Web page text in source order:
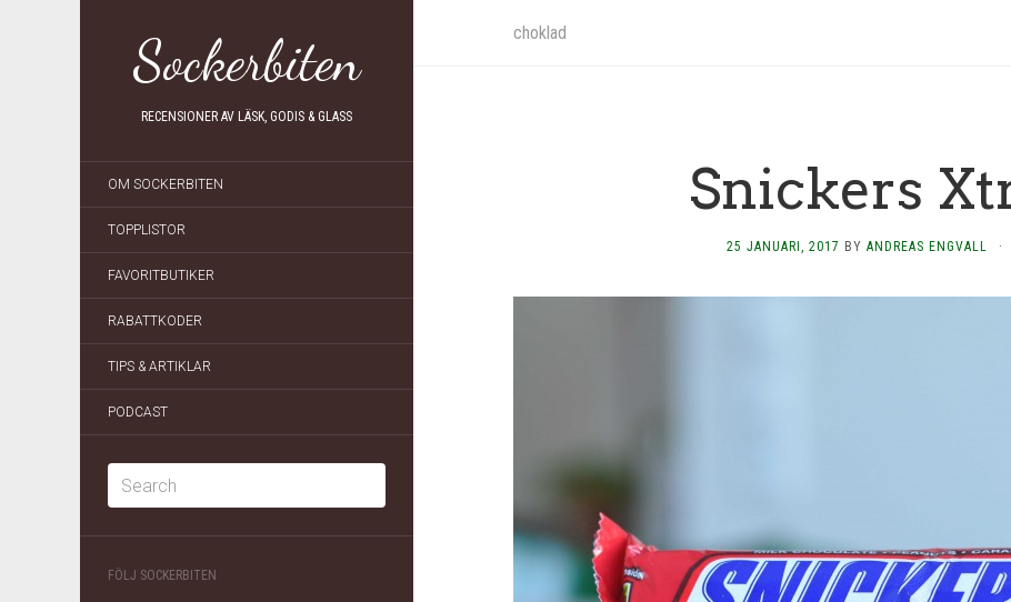
Sockerbiten
RECENSIONER AV LÄSK, GODIS & GLASS
OM SOCKERBITEN
TOPPLISTOR
FAVORITBUTIKER
RABATTKODER
TIPS & ARTIKLAR
PODCAST
FÖLJ SOCKERBITEN
choklad
Snickers
25 JANUARI, 2017 BY ANDREAS ENGVALL ·